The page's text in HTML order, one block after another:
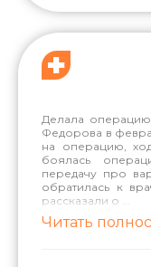
Делала
Федорова в
на операцию,
боялась
передачу про
обратилась к
рассказали о
Читать